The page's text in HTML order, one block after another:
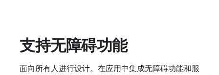
支持无障碍功能
面向所有人进行设计。在应用中集成无障碍功能和服